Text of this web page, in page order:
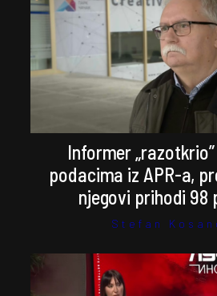
Informer
podacima iz APR-a,
njegovi prihodi 98
Stefan